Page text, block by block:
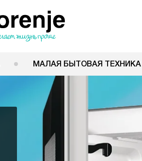
МАЛАЯ БЫТОВАЯ ТЕХНИКА